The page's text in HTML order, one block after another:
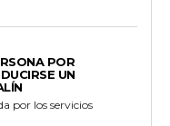
POR
UN
por los servicios